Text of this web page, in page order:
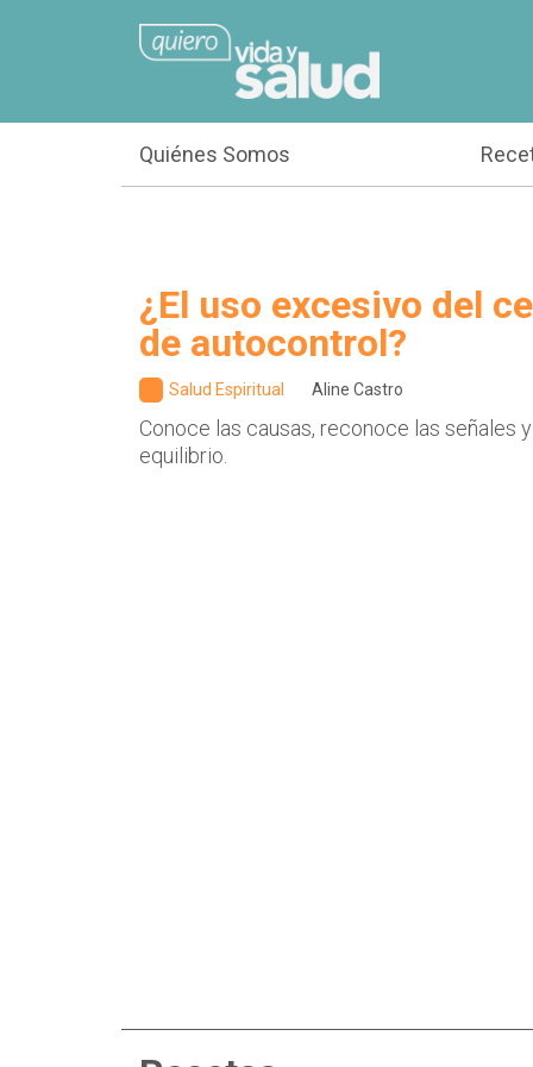
Quiénes Somos
¿El uso excesivo del
de autocontrol?
Salud Espiritual Aline Castro
Conoce las causas, reconoce las señales
equilibrio.